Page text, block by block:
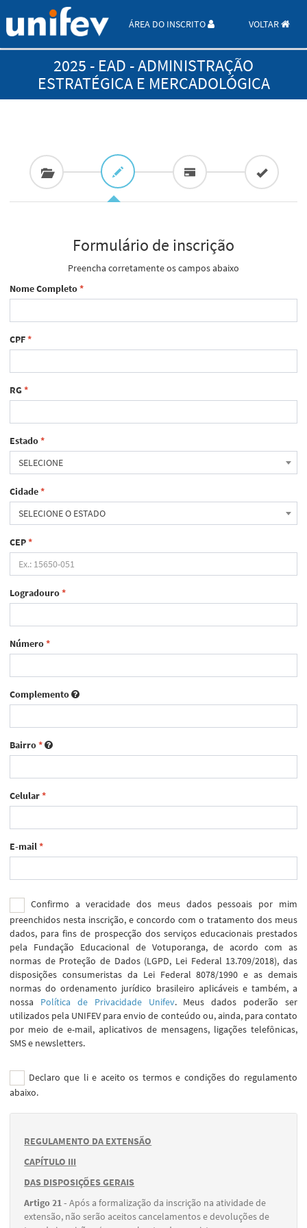
ÁREA DO INSCRITO VOLTAR
2025 - EAD - ADMINISTRAÇÃO
ESTRATÉGICA E MERCADOLÓGICA
Formulário de inscrição
Preencha corretamente os campos abaixo
Nome Completo*
CPF*
RG*
Estado*
SELECIONE
Cidade*
SELECIONE O ESTADO
CEP*
Logradouro*
Número*
Complemento
Bairro*
Celular*
E-mail*
Confirmo a veracidade dos meus dados pessoais por mim
preenchidos nesta inscrição, e concordo com o tratamento dos meus
dados, para fins de prospecção dos serviços educacionais prestados
pela Fundação Educacional de Votuporanga, de acordo com as
normas de Proteção de Dados (LGPD, Lei Federal 13.709/2018), das
disposições consumeristas da Lei Federal 8078/1990 e as demais
normas do ordenamento jurídico brasileiro aplicáveis e também, a
nossa Política de Privacidade Unifev. Meus dados poderão ser
utilizados pela UNIFEV para envio de conteúdo ou, ainda, para contato
por meio de e-mail, aplicativos de mensagens, ligações telefônicas,
SMS e newsletters.
Declaro que li e aceito os termos e condições do regulamento
abaixo.
REGULAMENTO DA EXTENSÃO
CAPÍTULO III
DAS DISPOSIÇÕES GERAIS
Artigo 21 -Após a formalização da inscrição na atividade de
extensão, não serão aceitos cancelamentos e devoluções de